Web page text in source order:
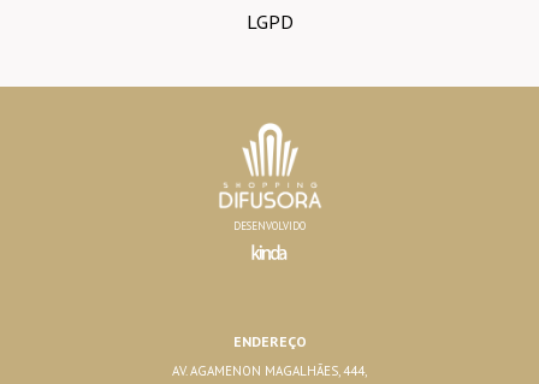
LGPD
DESENVOLVIDO
ENDEREÇO
AV. AGAMENON MAGALHÃES, 444,